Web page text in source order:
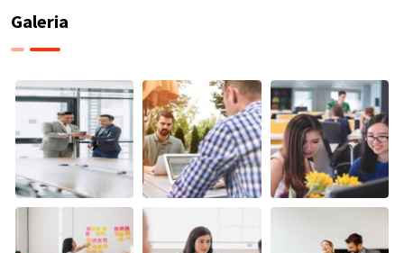
Galeria